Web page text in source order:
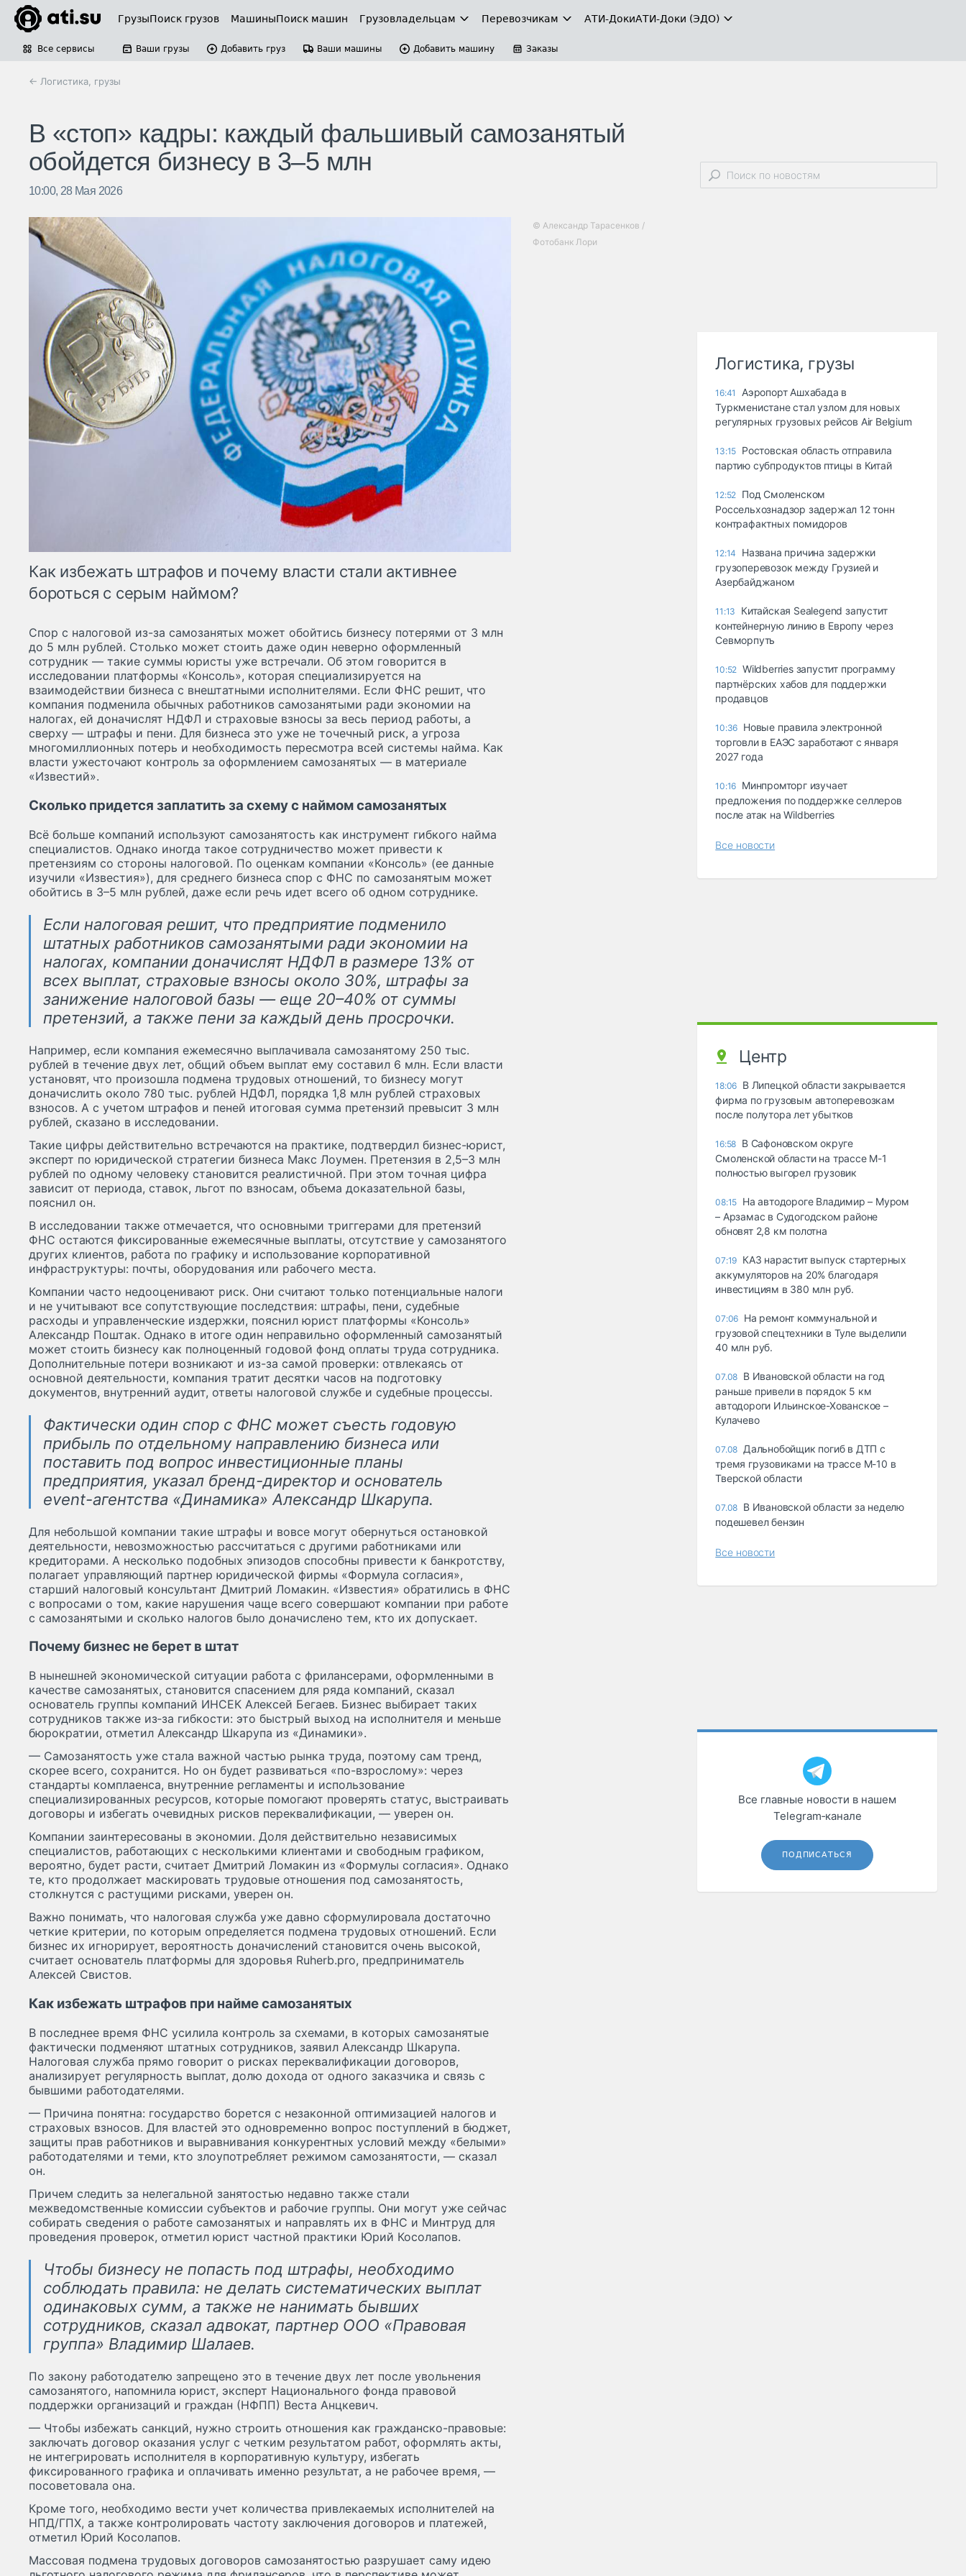
ГрузыПоиск грузов МашиныПоиск машин Грузовладельцам Перевозчикам АТИ-ДокиАТИ-Доки (ЭДО)
Все сервисы Ваши грузы Добавить груз Ваши машины Добавить машину Заказы
← Логистика, грузы
В «стоп» кадры: каждый фальшивый самозанятый
обойдется бизнесу в 3–5 млн
10:00, 28 Мая 2026
© Александр Тарасенков /
Фотобанк Лори
Как избежать штрафов и почему власти стали активнее
бороться с серым наймом?
Спор с налоговой из-за самозанятых может обойтись бизнесу потерями от 3 млн
до 5 млн рублей. Столько может стоить даже один неверно оформленный
сотрудник — такие суммы юристы уже встречали. Об этом говорится в
исследовании платформы «Консоль», которая специализируется на
взаимодействии бизнеса с внештатными исполнителями. Если ФНС решит, что
компания подменила обычных работников самозанятыми ради экономии на
налогах, ей доначислят НДФЛ и страховые взносы за весь период работы, а
сверху — штрафы и пени. Для бизнеса это уже не точечный риск, а угроза
многомиллионных потерь и необходимость пересмотра всей системы найма. Как
власти ужесточают контроль за оформлением самозанятых — в материале
«Известий».
Сколько придется заплатить за схему с наймом самозанятых
Всё больше компаний используют самозанятость как инструмент гибкого найма
специалистов. Однако иногда такое сотрудничество может привести к
претензиям со стороны налоговой. По оценкам компании «Консоль» (ее данные
изучили «Известия»), для среднего бизнеса спор с ФНС по самозанятым может
обойтись в 3–5 млн рублей, даже если речь идет всего об одном сотруднике.
Если налоговая решит, что предприятие подменило
штатных работников самозанятыми ради экономии на
налогах, компании доначислят НДФЛ в размере 13% от
всех выплат, страховые взносы около 30%, штрафы за
занижение налоговой базы — еще 20–40% от суммы
претензий, а также пени за каждый день просрочки.
Например, если компания ежемесячно выплачивала самозанятому 250 тыс.
рублей в течение двух лет, общий объем выплат ему составил 6 млн. Если власти
установят, что произошла подмена трудовых отношений, то бизнесу могут
доначислить около 780 тыс. рублей НДФЛ, порядка 1,8 млн рублей страховых
взносов. А с учетом штрафов и пеней итоговая сумма претензий превысит 3 млн
рублей, сказано в исследовании.
Такие цифры действительно встречаются на практике, подтвердил бизнес-юрист,
эксперт по юридической стратегии бизнеса Макс Лоумен. Претензия в 2,5–3 млн
рублей по одному человеку становится реалистичной. При этом точная цифра
зависит от периода, ставок, льгот по взносам, объема доказательной базы,
пояснил он.
В исследовании также отмечается, что основными триггерами для претензий
ФНС остаются фиксированные ежемесячные выплаты, отсутствие у самозанятого
других клиентов, работа по графику и использование корпоративной
инфраструктуры: почты, оборудования или рабочего места.
Компании часто недооценивают риск. Они считают только потенциальные налоги
и не учитывают все сопутствующие последствия: штрафы, пени, судебные
расходы и управленческие издержки, пояснил юрист платформы «Консоль»
Александр Поштак. Однако в итоге один неправильно оформленный самозанятый
может стоить бизнесу как полноценный годовой фонд оплаты труда сотрудника.
Дополнительные потери возникают и из-за самой проверки: отвлекаясь от
основной деятельности, компания тратит десятки часов на подготовку
документов, внутренний аудит, ответы налоговой службе и судебные процессы.
Фактически один спор с ФНС может съесть годовую
прибыль по отдельному направлению бизнеса или
поставить под вопрос инвестиционные планы
предприятия, указал бренд-директор и основатель
event-агентства «Динамика» Александр Шкарупа.
Для небольшой компании такие штрафы и вовсе могут обернуться остановкой
деятельности, невозможностью рассчитаться с другими работниками или
кредиторами. А несколько подобных эпизодов способны привести к банкротству,
полагает управляющий партнер юридической фирмы «Формула согласия»,
старший налоговый консультант Дмитрий Ломакин. «Известия» обратились в ФНС
с вопросами о том, какие нарушения чаще всего совершают компании при работе
с самозанятыми и сколько налогов было доначислено тем, кто их допускает.
Почему бизнес не берет в штат
В нынешней экономической ситуации работа с фрилансерами, оформленными в
качестве самозанятых, становится спасением для ряда компаний, сказал
основатель группы компаний ИНСЕК Алексей Бегаев. Бизнес выбирает таких
сотрудников также из‑за гибкости: это быстрый выход на исполнителя и меньше
бюрократии, отметил Александр Шкарупа из «Динамики».
— Самозанятость уже стала важной частью рынка труда, поэтому сам тренд,
скорее всего, сохранится. Но он будет развиваться «по-взрослому»: через
стандарты комплаенса, внутренние регламенты и использование
специализированных ресурсов, которые помогают проверять статус, выстраивать
договоры и избегать очевидных рисков переквалификации, — уверен он.
Компании заинтересованы в экономии. Доля действительно независимых
специалистов, работающих с несколькими клиентами и свободным графиком,
вероятно, будет расти, считает Дмитрий Ломакин из «Формулы согласия». Однако
те, кто продолжает маскировать трудовые отношения под самозанятость,
столкнутся с растущими рисками, уверен он.
Важно понимать, что налоговая служба уже давно сформулировала достаточно
четкие критерии, по которым определяется подмена трудовых отношений. Если
бизнес их игнорирует, вероятность доначислений становится очень высокой,
считает основатель платформы для здоровья Ruherb.pro, предприниматель
Алексей Свистов.
Как избежать штрафов при найме самозанятых
В последнее время ФНС усилила контроль за схемами, в которых самозанятые
фактически подменяют штатных сотрудников, заявил Александр Шкарупа.
Налоговая служба прямо говорит о рисках переквалификации договоров,
анализирует регулярность выплат, долю дохода от одного заказчика и связь с
бывшими работодателями.
— Причина понятна: государство борется с незаконной оптимизацией налогов и
страховых взносов. Для властей это одновременно вопрос поступлений в бюджет,
защиты прав работников и выравнивания конкурентных условий между «белыми»
работодателями и теми, кто злоупотребляет режимом самозанятости, — сказал
он.
Причем следить за нелегальной занятостью недавно также стали
межведомственные комиссии субъектов и рабочие группы. Они могут уже сейчас
собирать сведения о работе самозанятых и направлять их в ФНС и Минтруд для
проведения проверок, отметил юрист частной практики Юрий Косолапов.
Чтобы бизнесу не попасть под штрафы, необходимо
соблюдать правила: не делать систематических выплат
одинаковых сумм, а также не нанимать бывших
сотрудников, сказал адвокат, партнер ООО «Правовая
группа» Владимир Шалаев.
По закону работодателю запрещено это в течение двух лет после увольнения
самозанятого, напомнила юрист, эксперт Национального фонда правовой
поддержки организаций и граждан (НФПП) Веста Анцкевич.
— Чтобы избежать санкций, нужно строить отношения как гражданско-правовые:
заключать договор оказания услуг с четким результатом работ, оформлять акты,
не интегрировать исполнителя в корпоративную культуру, избегать
фиксированного графика и оплачивать именно результат, а не рабочее время, —
посоветовала она.
Кроме того, необходимо вести учет количества привлекаемых исполнителей на
НПД/ГПХ, а также контролировать частоту заключения договоров и платежей,
отметил Юрий Косолапов.
Массовая подмена трудовых договоров самозанятостью разрушает саму идею
Логистика, грузы
16:41
Аэропорт Ашхабада в
Туркменистане стал узлом для новых
регулярных грузовых рейсов Air Belgium
13:15 Ростовская область отправила
партию субпродуктов птицы в Китай
12:52 Под Смоленском
Россельхознадзор задержал 12 тонн
контрафактных помидоров
12:14
Названа причина задержки
грузоперевозок между Грузией и
Азербайджаном
11:13
Китайская Sealegend запустит
контейнерную линию в Европу через
Севморпуть
10:52 Wildberries запустит программу
партнёрских хабов для поддержки
продавцов
10:36 Новые правила электронной
торговли в ЕАЭС заработают с января
2027 года
10:16 Минпромторг изучает
предложения по поддержке селлеров
после атак на Wildberries
Все новости
Центр
18:06 В Липецкой области закрывается
фирма по грузовым автоперевозкам
после полутора лет убытков
16:58 В Сафоновском округе
Смоленской области на трассе М-1
полностью выгорел грузовик
08:15 На автодороге Владимир – Муром
– Арзамас в Судогодском районе
обновят 2,8 км полотна
07:19 КАЗ нарастит выпуск стартерных
аккумуляторов на 20% благодаря
инвестициям в 380 млн руб.
07:06 На ремонт коммунальной и
грузовой спецтехники в Туле выделили
40 млн руб.
07.08 В Ивановской области на год
раньше привели в порядок 5 км
автодороги Ильинское-Хованское –
Кулачево
07.08 Дальнобойщик погиб в ДТП с
тремя грузовиками на трассе М-10 в
Тверской области
07.08 В Ивановской области за неделю
подешевел бензин
Все новости
Все главные новости в нашем
Telegram‑канале
ПОДПИСАТЬСЯ